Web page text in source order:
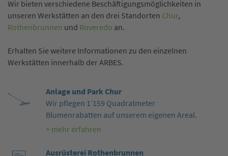
Wir bieten verschiedene Beschäftigungsmöglichkeiten in
unseren Werkstätten an den drei Standorten Chur,
Rothenbrunnen und Roveredo an.
Erhalten Sie weitere Informationen zu den einzelnen
Werkstätten innerhalb der ARBES.
Anlage und Park Chur
Wir pflegen 1’159 Quadratmeter
Blumenrabatten auf unserem eigenen Areal.
+ mehr erfahren
Ausrüsterei Rothenbrunnen